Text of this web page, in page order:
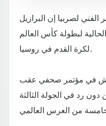
لصربيا إن البرازيل
لبطولة كأس العالم
لكرة القدم في روسيا.
في مؤتمر صحفي عقب
دون رد في الجولة الثالثة